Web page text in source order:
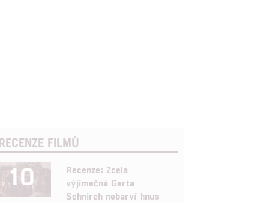
FILMŮ
10
Recenze: Zcela
výjimečná Gerta
Schnirch nebarví hnus